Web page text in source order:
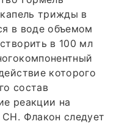
трижды в
в воде объемом
в 100 мл
которого
состав
реакции на
Флакон следует